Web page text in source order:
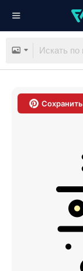
Сохранить